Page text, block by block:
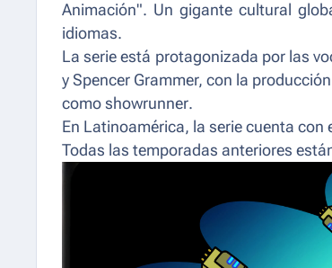
Animación". Un gigante cultural
idiomas.
La serie está protagonizada por las
y Spencer Grammer, con la
como showrunner.
En Latinoamérica, la serie cuenta con
Todas las temporadas anteriores